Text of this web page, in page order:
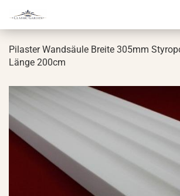
Pi­las­ter Wand­säu­le Brei­te 305mm
Länge 200cm